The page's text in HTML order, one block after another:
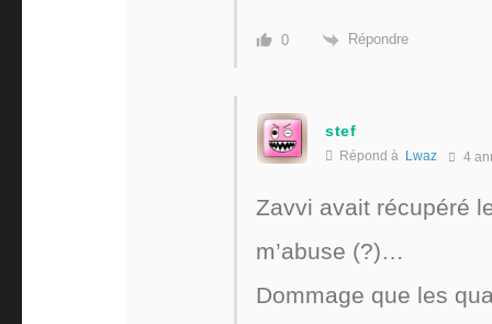
0 Répondre
stef
Répond à Lwaz 4
Zavvi avait récupéré
m’abuse (?)…
Dommage que les